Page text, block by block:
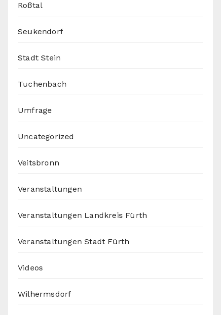
Roßtal
Seukendorf
Stadt Stein
Tuchenbach
Umfrage
Uncategorized
Veitsbronn
Veranstaltungen
Veranstaltungen Landkreis Fürth
Veranstaltungen Stadt Fürth
Videos
Wilhermsdorf